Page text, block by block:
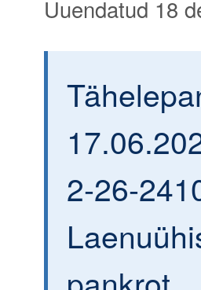
Uuendatud 18
2-26-